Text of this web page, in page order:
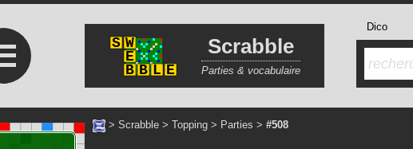
Scrabble
Parties & vocabulaire
Dico
> Scrabble > Topping > Parties > #508